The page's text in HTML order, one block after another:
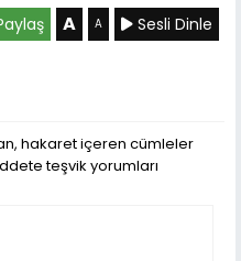
A A Sesli Dinle
hakaret içeren cümleler
teşvik yorumları